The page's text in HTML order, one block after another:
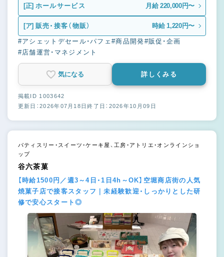
[正] ホールサービス 月給 220,000円〜
[ア] 販売・接客（物販） 時給 1,220円〜
#アシェットデセール・パフェ#商品開発#販促・企画
#店舗運営・マネジメント
気になる 詳しくみる
掲載ID 1003642
更新日：2026年07月18日終了日：2026年10月09日
パティスリー・スイーツ・ケーキ屋、工房・アトリエ・オンラインショ
ップ
谷六茶菓
【時給1500円／週3～4日・1日4h～OK】空堀商店街の人気
焼菓子店で接客スタッフ｜未経験歓迎・しっかりとした研
修で安心スタート◎